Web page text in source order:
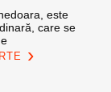
este
care se